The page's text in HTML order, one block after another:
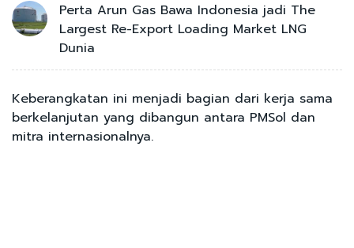
Perta Arun Gas Bawa Indonesia jadi The
Largest Re-Export Loading Market LNG
Dunia
Keberangkatan ini menjadi bagian dari kerja sama
berkelanjutan yang dibangun antara PMSol dan
mitra internasionalnya.